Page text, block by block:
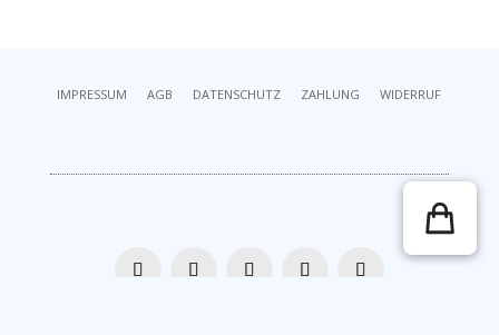
IMPRESSUM AGB DATENSCHUTZ ZAHLUNG WIDERRUF